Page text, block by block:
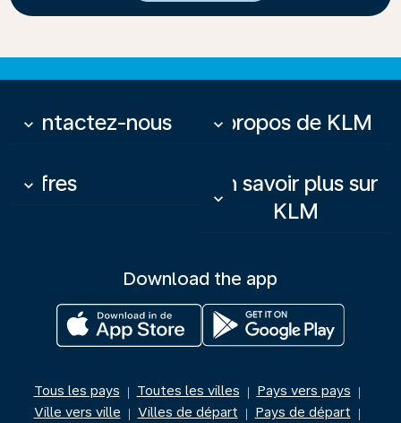
Contactez-nous
keyboard_arrow_down À propos de KLM
keyboard_arrow_down
Offres
keyboard_arrow_down
En savoir plus sur
KLM
keyboard_arrow_down
Download the app
Tous les pays | Toutes les villes | Pays vers pays |
Ville vers ville | Villes de départ | Pays de départ |